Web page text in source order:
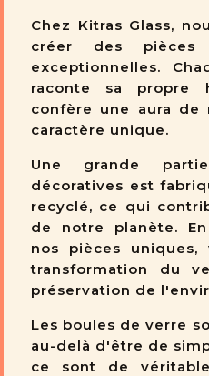
Chez Kitras Glass,
créer des
exceptionnelles.
raconte sa propre
confère une aura
caractère unique.
Une grande
décoratives est
recyclé, ce qui
de notre planète.
nos pièces
transformation du
préservation de
Les boules de verre
au-delà d'être de
ce sont de